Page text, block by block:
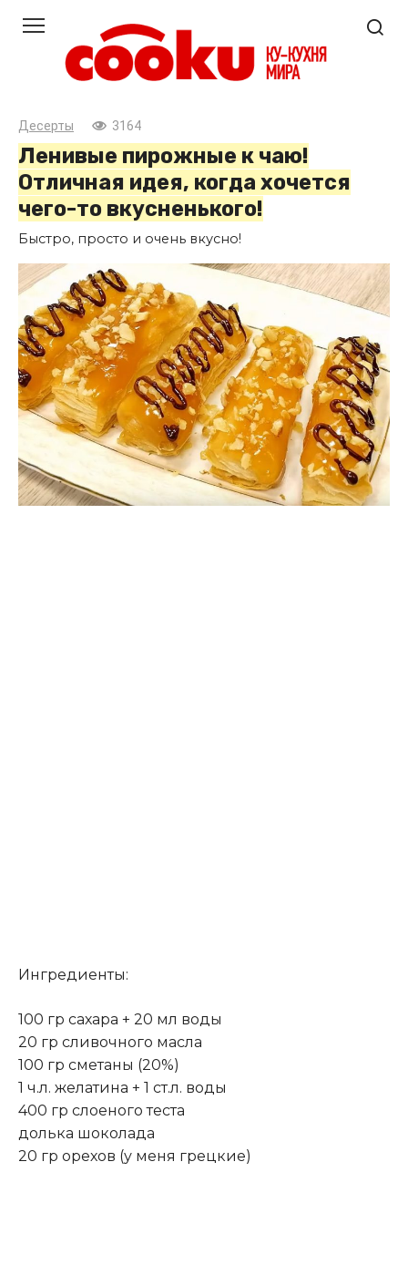
контенту
Десерты 3164
Ленивые пирожные к чаю!
Отличная идея, когда хочется
чего-то вкусненького!
Быстро, просто и очень вкусно!
Ингредиенты:
100 гр сахара + 20 мл воды
20 гр сливочного масла
100 гр сметаны (20%)
1 ч.л. желатина + 1 ст.л. воды
400 гр слоеного теста
долька шоколада
20 гр орехов (у меня грецкие)